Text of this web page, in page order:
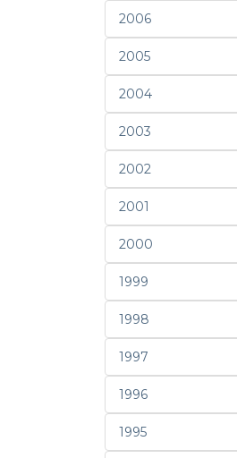
2006
2005
2004
2003
2002
2001
2000
1999
1998
1997
1996
1995